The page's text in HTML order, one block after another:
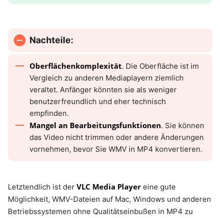
Nachteile:
Oberflächenkomplexität. Die Oberfläche ist im
Vergleich zu anderen Mediaplayern ziemlich
veraltet. Anfänger könnten sie als weniger
benutzerfreundlich und eher technisch
empfinden.
Mangel an Bearbeitungsfunktionen. Sie können
das Video nicht trimmen oder andere Änderungen
vornehmen, bevor Sie WMV in MP4 konvertieren.
Letztendlich ist der VLC Media Player eine gute
Möglichkeit, WMV-Dateien auf Mac, Windows und anderen
Betriebssystemen ohne Qualitätseinbußen in MP4 zu